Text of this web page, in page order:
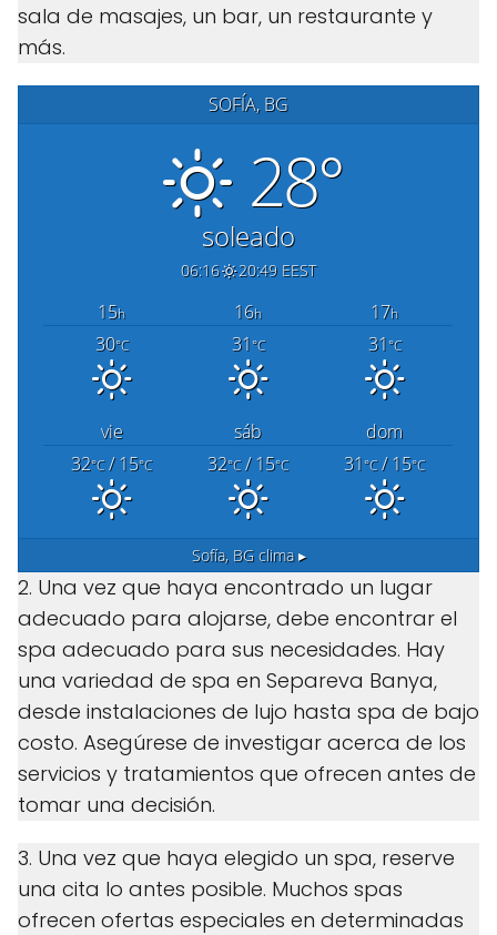
sala de masajes, un bar, un restaurante y
más.
SOFÍA, BG
28°
soleado
06:16 20:49 EEST
15h 16h 17h
30°C 31°C 31°C
vie sáb
dom
32°C/ 15°C 32°C/ 15°C 31°C/ 15°C
Sofía, BGclima ▸
2. Una vez que haya encontrado un lugar
adecuado para alojarse, debe encontrar el
spa adecuado para sus necesidades. Hay
una variedad de spa en Separeva Banya,
desde instalaciones de lujo hasta spa de bajo
costo. Asegúrese de investigar acerca de los
servicios y tratamientos que ofrecen antes de
tomar una decisión.
3. Una vez que haya elegido un spa, reserve
una cita lo antes posible. Muchos spas
ofrecen ofertas especiales en determinadas